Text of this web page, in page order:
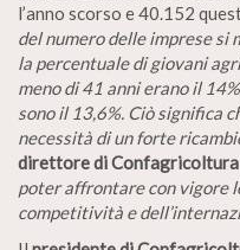
l’anno scorso e 40.152
del numero delle imprese
la percentuale di giovani
meno di 41 anni erano il
sono il 13,6%. Ciò significa
necessità di un forte
direttore di
poter affrontare con vigore
competitività e